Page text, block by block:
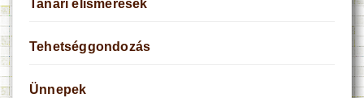
Tanári elismerések
Tehetséggondozás
Ünnepek